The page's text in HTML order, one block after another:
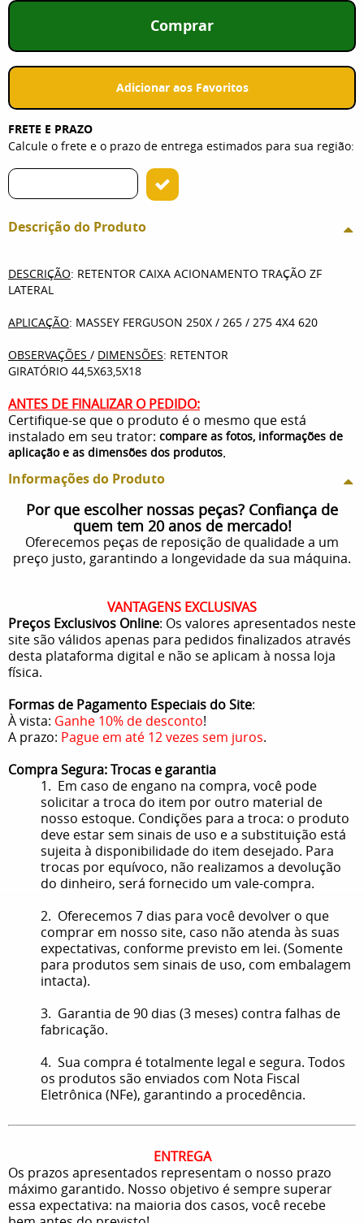
Comprar
Adicionar aos Favoritos
FRETE E PRAZO
Calcule o frete e o prazo de entrega estimados para sua região:
Descrição do Produto
DESCRIÇÃO: RETENTOR CAIXA ACIONAMENTO TRAÇÃO ZF
LATERAL
APLICAÇÃO: MASSEY FERGUSON 250X / 265 / 275 4X4 620
OBSERVAÇÕES / DIMENSÕES: RETENTOR
GIRATÓRIO 44,5X63,5X18
ANTES DE FINALIZAR O PEDIDO:
Certifique-se que o produto é o mesmo que está
instalado em seu trator: compare as fotos, informações de
aplicação e as dimensões dos produtos.
Informações do Produto
Por que escolher nossas peças? Confiança de
quem tem 20 anos de mercado!
Oferecemos peças de reposição de qualidade a um
preço justo, garantindo a longevidade da sua máquina.
VANTAGENS EXCLUSIVAS
Preços Exclusivos Online: Os valores apresentados neste
site são válidos apenas para pedidos finalizados através
desta plataforma digital e não se aplicam à nossa loja
física.
Formas de Pagamento Especiais do Site:
À vista: Ganhe 10% de desconto!
A prazo: Pague em até 12 vezes sem juros.
Compra Segura: Trocas e garantia
1. Em caso de engano na compra, você pode
solicitar a troca do item por outro material de
nosso estoque. Condições para a troca: o produto
deve estar sem sinais de uso e a substituição está
sujeita à disponibilidade do item desejado. Para
trocas por equívoco, não realizamos a devolução
do dinheiro, será fornecido um vale-compra.
2. Oferecemos 7 dias para você devolver o que
comprar em nosso site, caso não atenda às suas
expectativas, conforme previsto em lei. (Somente
para produtos sem sinais de uso, com embalagem
intacta).
3. Garantia de 90 dias (3 meses) contra falhas de
fabricação.
4. Sua compra é totalmente legal e segura. Todos
os produtos são enviados com Nota Fiscal
Eletrônica (NFe), garantindo a procedência.
ENTREGA
Os prazos apresentados representam o nosso prazo
máximo garantido. Nosso objetivo é sempre superar
essa expectativa: na maioria dos casos, você recebe